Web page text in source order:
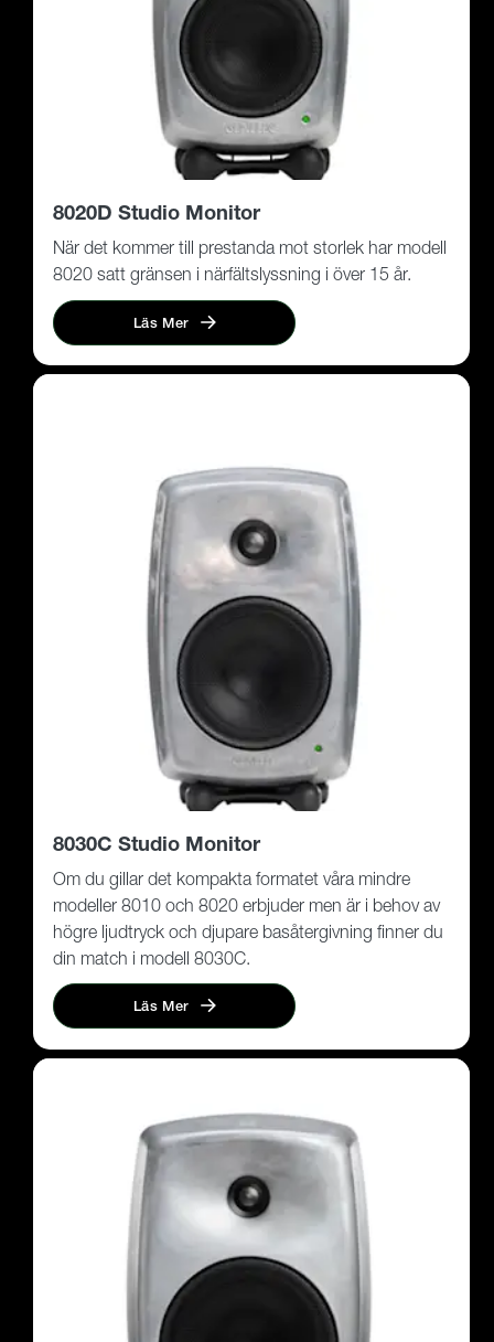
8020D Studio Monitor
När det kommer till prestanda mot storlek har modell
8020 satt gränsen i närfältslyssning i över 15 år.
Läs Mer
8030C Studio Monitor
Om du gillar det kompakta formatet våra mindre
modeller 8010 och 8020 erbjuder men är i behov av
högre ljudtryck och djupare basåtergivning finner du
din match i modell 8030C.
Läs Mer